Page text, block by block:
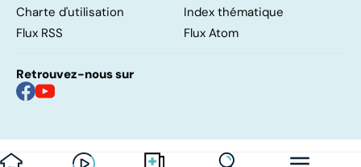
Charte d'utilisation
Index thématique
Flux RSS
Flux Atom
Retrouvez-nous sur